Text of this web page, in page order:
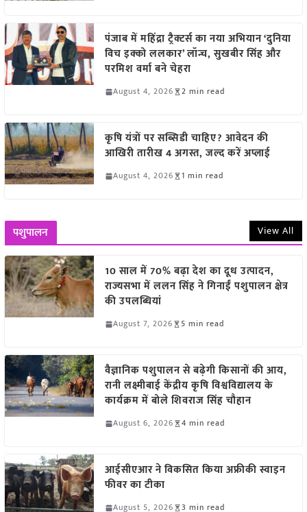
पंजाब में महिंद्रा ट्रैक्टर्स का नया अभियान ‘दुनिया
विच इक्को ललकार’ लॉन्च, सुखबीर सिंह और
परमिश वर्मा बने चेहरा
August 4, 2026 2 min read
कृषि यंत्रों पर सब्सिडी चाहिए? आवेदन की
आखिरी तारीख 4 अगस्त, जल्द करें अप्लाई
August 4, 2026 1 min read
पशुपालन View All
10 साल में 70% बढ़ा देश का दूध उत्पादन,
राज्यसभा में ललन सिंह ने गिनाईं पशुपालन क्षेत्र
की उपलब्धियां
August 7, 2026 5 min read
वैज्ञानिक पशुपालन से बढ़ेगी किसानों की आय,
रानी लक्ष्मीबाई केंद्रीय कृषि विश्वविद्यालय के
कार्यक्रम में बोले शिवराज सिंह चौहान
August 6, 2026 4 min read
आईसीएआर ने विकसित किया अफ्रीकी स्वाइन
फीवर का टीका
August 5, 2026 3 min read